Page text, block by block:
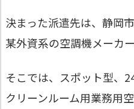
決まった派遣先は、静岡
某外資系の空調機メーカー
そこでは、スポット型、
クリーンルーム用業務用